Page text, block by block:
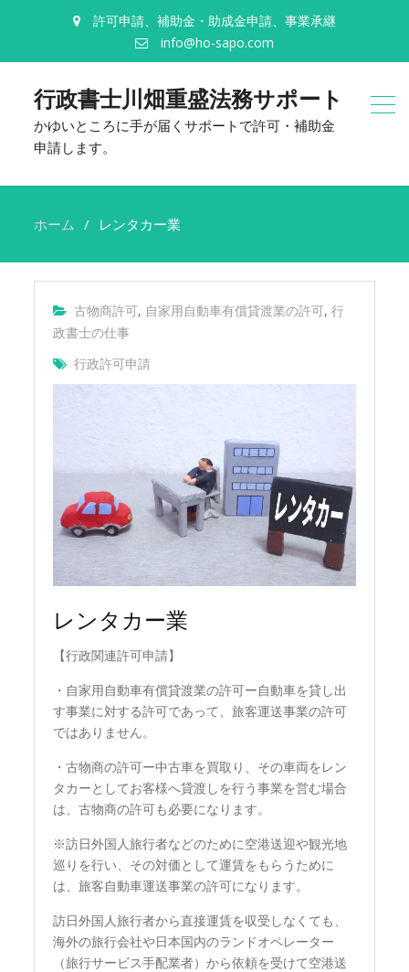
許可申請、補助金・助成金申請、事業承継
info@ho-sapo.com
行政書士川畑重盛法務サポート
かゆいところに手が届くサポートで許可・補助金
申請します。
ホーム レンタカー業
古物商許可, 自家用自動車有償貸渡業の許可,行
政書士の仕事
行政許可申請
レンタカー業
【行政関連許可申請】
・自家用自動車有償貸渡業の許可ー自動車を貸し出
す事業に対する許可であって、旅客運送事業の許可
ではありません。
・古物商の許可ー中古車を買取り、その車両をレン
タカーとしてお客様へ貸渡しを行う事業を営む場合
は、古物商の許可も必要になります。
※訪日外国人旅行者などのために空港送迎や観光地
巡りを行い、その対価として運賃をもらうために
は、旅客自動車運送事業の許可になります。
訪日外国人旅行者から直接運賃を収受しなくても、
海外の旅行会社や日本国内のランドオペレーター
（旅行サービス手配業者）から依頼を受けて空港送